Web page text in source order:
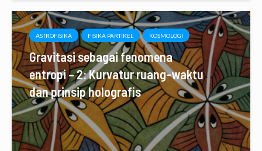
ASTROFISIKA FISIKA PARTIKEL KOSMOLOGI
Gravitasi sebagai fenomena
entropi – 2: Kurvatur ruang-waktu
dan prinsip holografis